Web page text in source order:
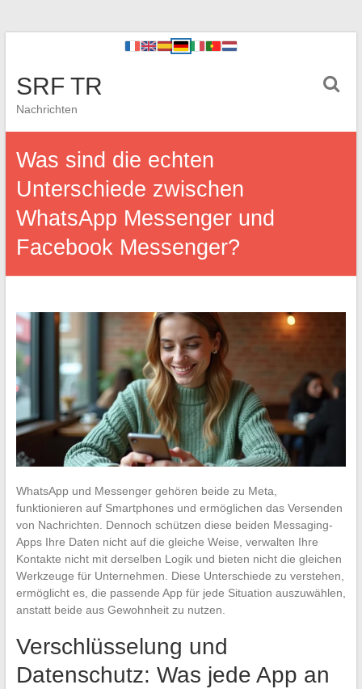
SRF TR
Nachrichten
Was sind die echten
Unterschiede zwischen
WhatsApp Messenger und
Facebook Messenger?
WhatsApp und Messenger gehören beide zu Meta,
funktionieren auf Smartphones und ermöglichen das Versenden
von Nachrichten. Dennoch schützen diese beiden Messaging-
Apps Ihre Daten nicht auf die gleiche Weise, verwalten Ihre
Kontakte nicht mit derselben Logik und bieten nicht die gleichen
Werkzeuge für Unternehmen. Diese Unterschiede zu verstehen,
ermöglicht es, die passende App für jede Situation auszuwählen,
anstatt beide aus Gewohnheit zu nutzen.
Verschlüsselung und
Datenschutz: Was jede App an